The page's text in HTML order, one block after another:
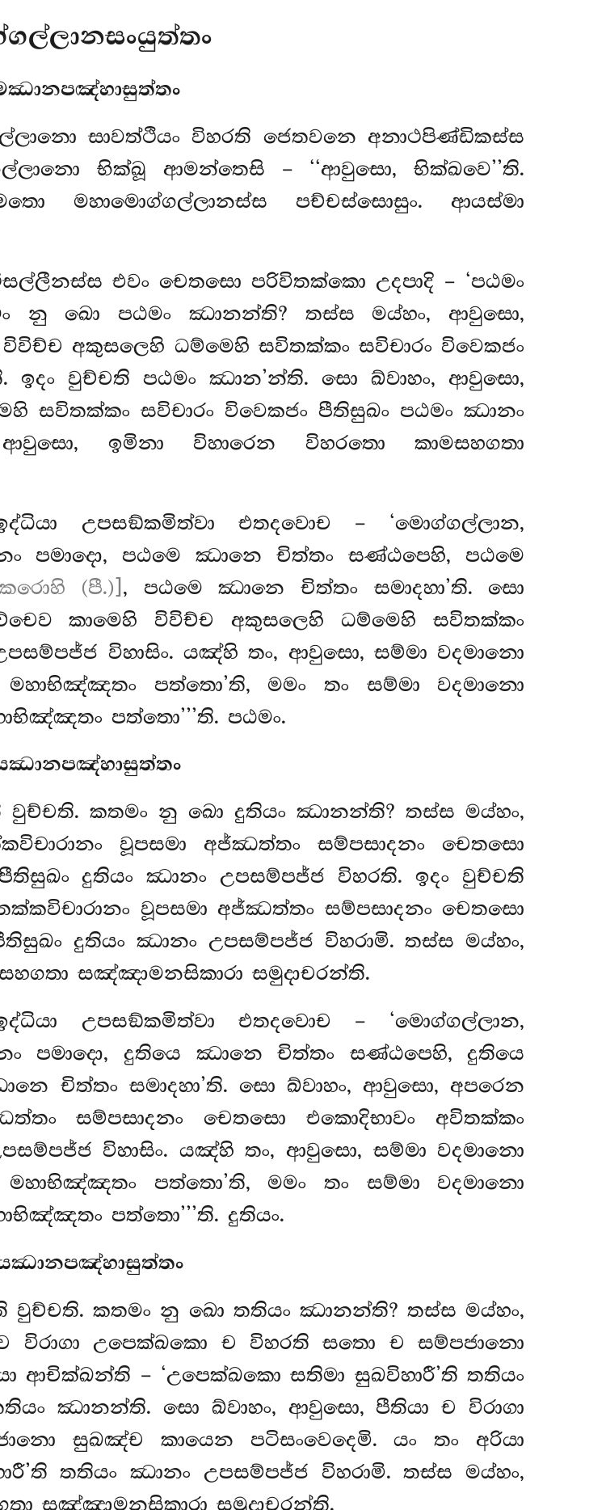
සාවත්ථියං විහරති ජෙතවනෙ අනාථපිණ්ඩිකස්ස
භික්ඛූ ආමන්තෙසි – ‘‘ආවුසො, භික්ඛවෙ’’ති.
මහාමොග්ගල්ලානස්ස පච්චස්සොසුං. ආයස්මා
එවං චෙතසො පරිවිතක්කො උදපාදි – ‘පඨමං
නු ඛො පඨමං ඣානන්ති? තස්ස මය්හං, ආවුසො,
අකුසලෙහි ධම්මෙහි සවිතක්කං සවිචාරං විවෙකජං
ඉදං වුච්චති පඨමං ඣාන’න්ති. සො ඛ්වාහං, ආවුසො,
සවිතක්කං සවිචාරං විවෙකජං පීතිසුඛං පඨමං ඣානං
ඉමිනා විහාරෙන විහරතො කාමසහගතා
උපසඞ්කමිත්වා එතදවොච – ‘මොග්ගල්ලාන,
පමාදො, පඨමෙ ඣානෙ චිත්තං සණ්ඨපෙහි, පඨමෙ
(පී.)] , පඨමෙ ඣානෙ චිත්තං සමාදහා’ති. සො
කාමෙහි විවිච්ච අකුසලෙහි ධම්මෙහිසවිතක්කං
විහාසිං. යඤ්හි තං, ආවුසො, සම්මා වදමානො
මහාභිඤ්ඤතං පත්තො’ති, මමං තං සම්මා වදමානො
පත්තො’’’ති. පඨමං.
වුච්චති. කතමං නු ඛො දුතියං ඣානන්ති? තස්ස මය්හං,
වූපසමා අජ්ඣත්තං සම්පසාදනං චෙතසො
පීතිසුඛං දුතියං ඣානං උපසම්පජ්ජ විහරති. ඉදං වුච්චති
වූපසමා අජ්ඣත්තං සම්පසාදනං චෙතසො
දුතියං ඣානං උපසම්පජ්ජ විහරාමි. තස්ස මය්හං,
සඤ්ඤාමනසිකාරා සමුදාචරන්ති.
උපසඞ්කමිත්වා එතදවොච – ‘මොග්ගල්ලාන,
පමාදො, දුතියෙ ඣානෙ චිත්තං සණ්ඨපෙහි, දුතියෙ
චිත්තං සමාදහා’ති. සො ඛ්වාහං, ආවුසො, අපරෙන
සම්පසාදනං චෙතසො එකොදිභාවං අවිතක්කං
විහාසිං. යඤ්හි තං, ආවුසො, සම්මා වදමානො
මහාභිඤ්ඤතං පත්තො’ති, මමං තං සම්මා වදමානො
පත්තො’’’ති. දුතියං.
වුච්චති. කතමං නු ඛො තතියං ඣානන්ති? තස්ස මය්හං,
උපෙක්ඛකො ච විහරති සතො ච සම්පජානො
ආචික්ඛන්ති – ‘උපෙක්ඛකො සතිමා සුඛවිහාරී’ති තතියං
ඣානන්ති. සො ඛ්වාහං, ආවුසො, පීතියා ච විරාගා
සුඛඤ්ච කායෙන පටිසංවෙදෙමි. යං තං අරියා
තතියං ඣානං උපසම්පජ්ජ විහරාමි. තස්ස මය්හං,
සඤ්ඤාමනසිකාරා සමුදාචරන්ති.